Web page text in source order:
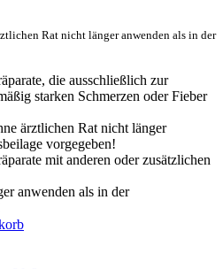
Rat nicht länger anwenden als in der
die ausschließlich zur
starken Schmerzen oder Fieber
ärztlichen Rat nicht länger
vorgegeben!
mit anderen oder zusätzlichen
anwenden als in der